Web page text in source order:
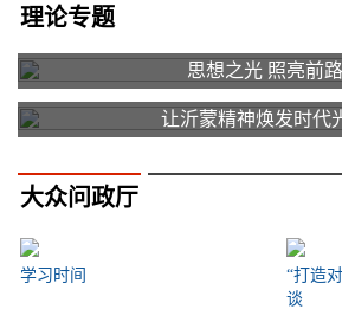
理论专题
思想之光 照亮前路
让沂蒙精神焕发时代
大众问政厅
学习时间
“打造
谈